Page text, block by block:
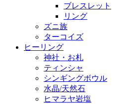
ブレスレット
リング
ズニ族
ターコイズ
ヒーリング
神社・お札
ティンシャ
シンギングボウル
水晶/天然石
ヒマラヤ岩塩